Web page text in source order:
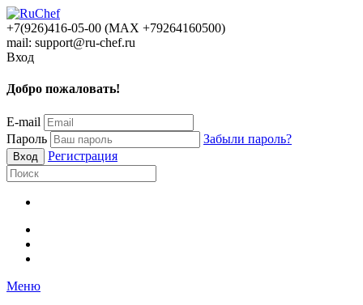
+7(926)416-05-00 (МАХ +79264160500)
mail: support@ru-chef.ru
Вход
Добро пожаловать!
E-mail
Пароль
Забыли пароль?
Регистрация
Меню